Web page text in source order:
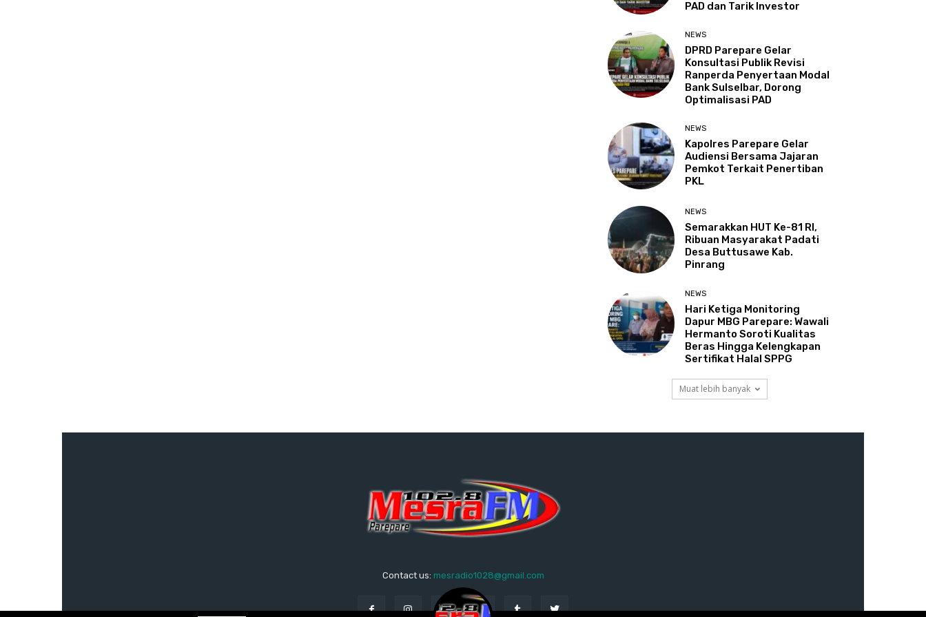
PAD dan Tarik Investor
NEWS
DPRD Parepare Gelar
Konsultasi Publik Revisi
Ranperda Penyertaan Modal
Bank Sulselbar, Dorong
Optimalisasi PAD
NEWS
Kapolres Parepare Gelar
Audiensi Bersama Jajaran
Pemkot Terkait Penertiban
PKL
NEWS
Semarakkan HUT Ke-81 RI,
Ribuan Masyarakat Padati
Desa Buttusawe Kab.
Pinrang
NEWS
Hari Ketiga Monitoring
Dapur MBG Parepare: Wawali
Hermanto Soroti Kualitas
Beras Hingga Kelengkapan
Sertifikat Halal SPPG
Muat lebih banyak
Contact us: mesradio1028@gmail.com